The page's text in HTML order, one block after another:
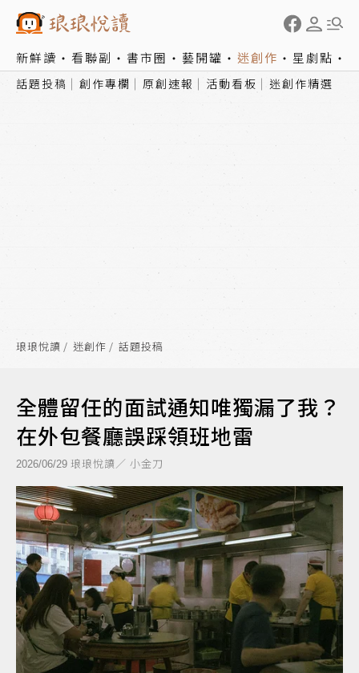
新鮮讀 看聯副 書市圈 藝開罐 迷創作 星劇點
話題投稿 創作專欄 原創速報 活動看板 迷創作精選
琅琅悅讀 迷創作 話題投稿
全體留任的面試通知唯獨漏了我？
在外包餐廳誤踩領班地雷
2026/06/29 琅琅悅讀／ 小金刀